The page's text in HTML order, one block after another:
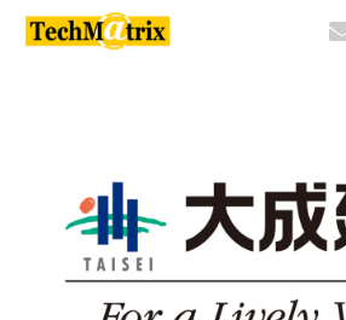
導入事例
ブログ